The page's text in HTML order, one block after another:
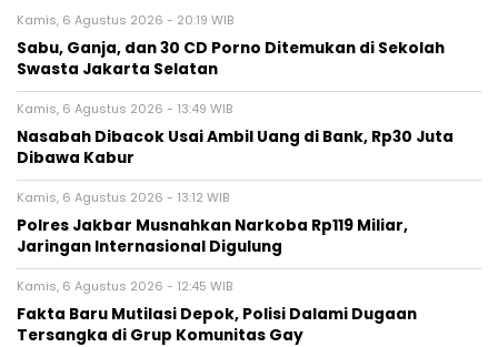
Kamis, 6 Agustus 2026 - 20:19 WIB
Sabu, Ganja, dan 30 CD Porno Ditemukan di Sekolah
Swasta Jakarta Selatan
Kamis, 6 Agustus 2026 - 13:49 WIB
Nasabah Dibacok Usai Ambil Uang di Bank, Rp30 Juta
Dibawa Kabur
Kamis, 6 Agustus 2026 - 13:12 WIB
Polres Jakbar Musnahkan Narkoba Rp119 Miliar,
Jaringan Internasional Digulung
Kamis, 6 Agustus 2026 - 12:45 WIB
Fakta Baru Mutilasi Depok, Polisi Dalami Dugaan
Tersangka di Grup Komunitas Gay